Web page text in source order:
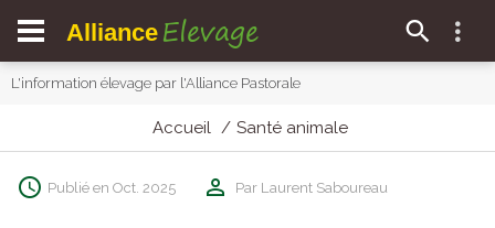
Alliance Elevage
L'information élevage par l'Alliance Pastorale
Accueil Santé animale
Publié en Oct. 2025 Par Laurent Saboureau